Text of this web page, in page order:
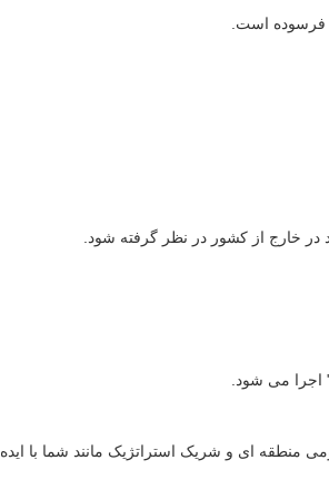
منطقه ای و شریک استراتژیک مانند شما با